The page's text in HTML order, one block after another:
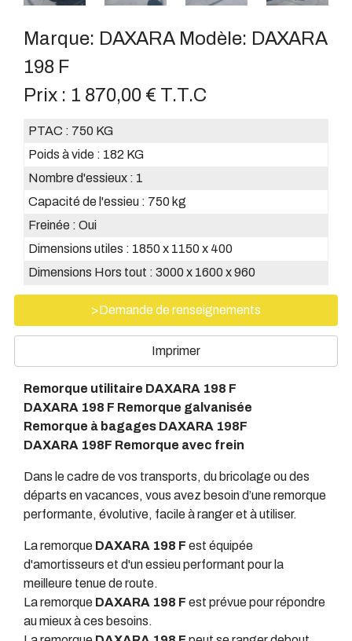
Marque: DAXARA Modèle: DAXARA
198 F
Prix : 1 870,00 € T.T.C
PTAC : 750 KG
Poids à vide : 182 KG
Nombre d'essieux : 1
Capacité de l'essieu : 750 kg
Freinée : Oui
Dimensions utiles : 1850 x 1150 x 400
Dimensions Hors tout : 3000 x 1600 x 960
>Demande de renseignements
Imprimer
Remorque utilitaire DAXARA 198 F
DAXARA 198 F Remorque galvanisée
Remorque à bagages DAXARA 198F
DAXARA 198F Remorque avec frein
Dans le cadre de vos transports, du bricolage ou des
départs en vacances, vous avez besoin d’une remorque
performante, évolutive, facile à ranger et à utiliser.
La remorque DAXARA 198 F est équipée
d'amortisseurs et d'un essieu performant pour la
meilleure tenue de route.
La remorque DAXARA 198 F est prévue pour répondre
au mieux à ces besoins.